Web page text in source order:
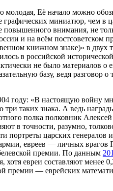
молодая, Её начало можно
графических миниатюр, чем
повышенного внимания, не
и на всём постсоветском
книжном знаке)» в
в российской
не было материалов
базу, ведя разговор
году: «В настоящую
таких знака. А ведь
полка полковник
в точности, разумно,
портреты царских
евреев — личных врагов
премии. По данным
евреи составляют менее
премии — еврейских